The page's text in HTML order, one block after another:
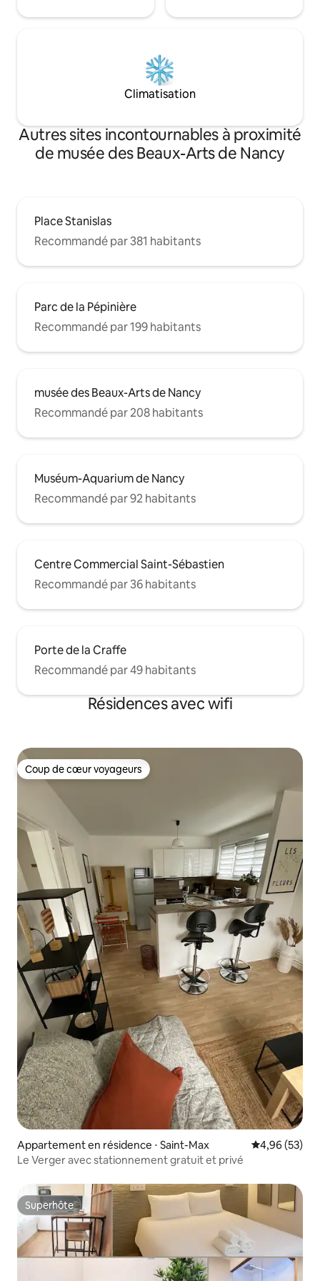
Climatisation
Autres sites incontournables à proximité
de musée des Beaux-Arts de Nancy
Place Stanislas
Recommandé par 381 habitants
Parc de la Pépinière
Recommandé par 199 habitants
musée des Beaux-Arts de Nancy
Recommandé par 208 habitants
Muséum-Aquarium de Nancy
Recommandé par 92 habitants
Centre Commercial Saint-Sébastien
Recommandé par 36 habitants
Porte de la Craffe
Recommandé par 49 habitants
Résidences avec wifi
Coup de cœur voyageurs
Coup de cœur voyageurs
Appartement en résidence ⋅ Saint-Max Évaluation
4,96 (53)
Le Verger avec stationnement gratuit et privé
Superhôte
Superhôte